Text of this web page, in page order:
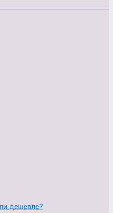
дешевле?